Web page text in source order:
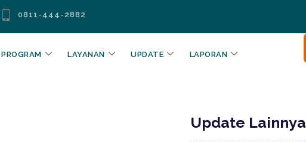
0811-444-2882
PROGRAM LAYANAN UPDATE LAPORAN
Update Lainnya